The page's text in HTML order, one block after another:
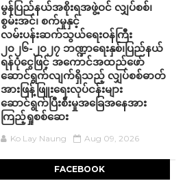
မွန်ပြည်နယ်အစိုးရအဖွဲ့ဝင် လျှပ်စစ်၊
စွမ်းအင်၊ စက်မှုနှင့်
လမ်းပန်းဆက်သွယ်ရေးဝန်ကြီး
၂၀၂၆-၂၀၂၇ ဘဏ္ဍာရေးနှစ်၊ပြည်နယ်
ရန်ပုံငွေဖြင့် အကောင်အထည်ဖော်
ဆောင်ရွက်လျက်ရှိသည့် လျှပ်စစ်ဓာတ်
အားဖြန့်ဖြူးရေးလုပ်ငန်းများ
ဆောင်ရွက်ပြီးစီးမှုအခြေအနေအား
ကြည့်ရှုစစ်ဆေး
Ko Lay Naung Aug 09, 2026
FACEBOOK